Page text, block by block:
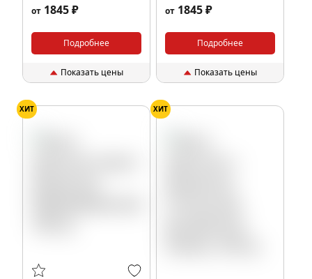
от 1845 ₽
Подробнее
Показать цены
от 1845 ₽
Подробнее
Показать цены
ХИТ ХИТ